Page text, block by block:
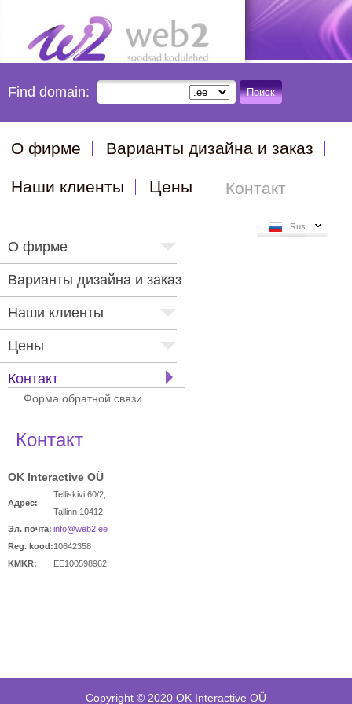
Find domain: Поиск
О фирме Варианты дизайна и заказ
Наши клиенты Цены Контакт
Rus
О фирме
Варианты дизайна и заказ
Наши клиенты
Цены
Контакт
Форма обратной связи
Контакт
OK Interactive OÜ
Адрес:
Telliskivi 60/2,
Tallinn 10412
Эл. почта: info@web2.ee
Reg. kood:10642358
KMKR:
EE100598962
Copyright © 2020 OK Interactive OÜ